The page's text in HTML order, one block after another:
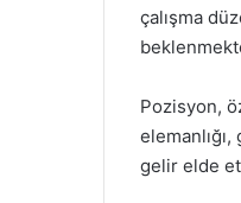
çalışma
Pozisyon,
gelir elde